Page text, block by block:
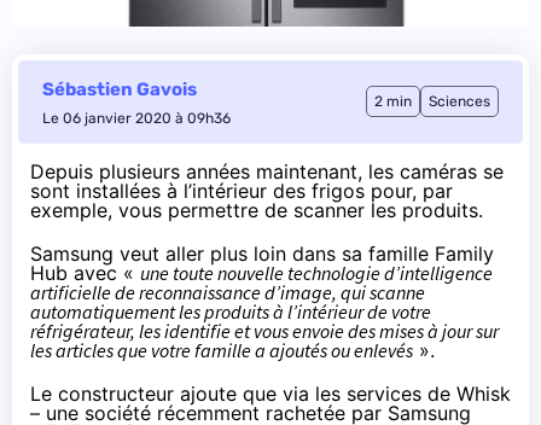
Sébastien Gavois
Le 06 janvier 2020 à 09h36
2 min Sciences
Depuis plusieurs années maintenant, les caméras se
sont installées à l’intérieur des frigos pour, par
exemple, vous permettre de scanner les produits.
Samsung veut aller plus loin dans sa famille Family
Hub avec « une toute nouvelle technologie d’intelligence
artificielle de reconnaissance d’image, qui scanne
automatiquement les produits à l’intérieur de votre
réfrigérateur, les identifie et vous envoie des mises à jour sur
les articles que votre famille a ajoutés ou enlevés ».
Le constructeur ajoute que via les services de Whisk
– une société récemment rachetée par Samsung